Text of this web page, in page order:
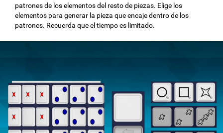
patrones de los elementos del resto de piezas. Elige los
elementos para generar la pieza que encaje dentro de los
patrones. Recuerda que el tiempo es limitado.